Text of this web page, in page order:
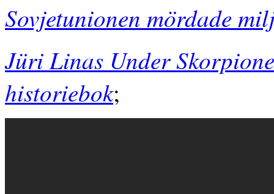
Sovjetunionen mördade
Jüri Linas Under
historiebok;